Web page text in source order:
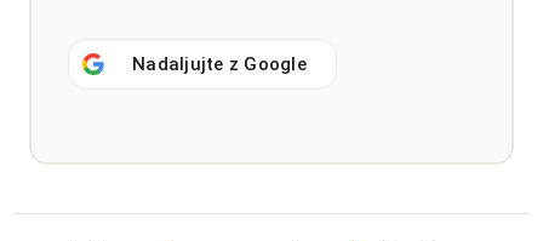
Nadaljujte z Google